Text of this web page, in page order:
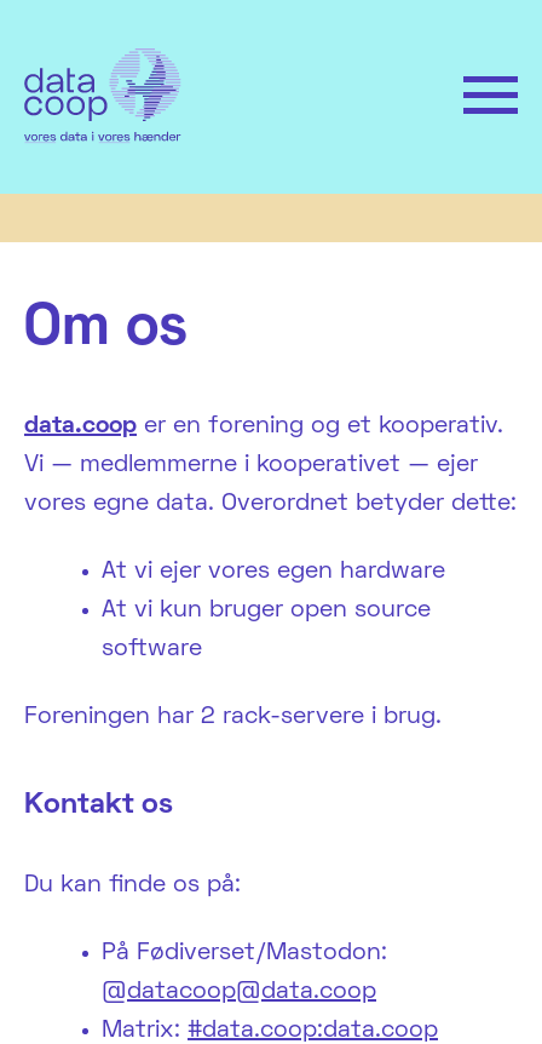
Om os
data.coop er en forening og et kooperativ.
Vi — medlemmerne i kooperativet — ejer
vores egne data. Overordnet betyder dette:
At vi ejer vores egen hardware
At vi kun bruger open source
software
Foreningen har 2 rack-servere i brug.
Kontakt os
Du kan finde os på:
På Fødiverset/Mastodon:
@datacoop@data.coop
Matrix: #data.coop:data.coop